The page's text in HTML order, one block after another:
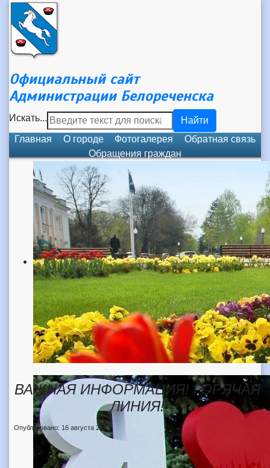
Официальный сайт
Администрации Белореченска
Искать...
Найти
Главная
О городе Фотогалерея
Обратная связь
Обращения граждан
ВАЖНАЯ ИНФОРМАЦИЯ! ГОРЯЧАЯ
ЛИНИЯ!
Опубликовано: 16 августа 2018